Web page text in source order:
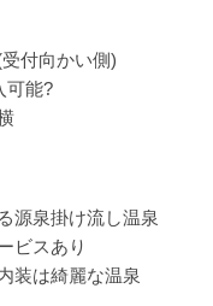
付向かい側)
能?
源泉掛け流し温泉
ビスあり
装は綺麗な温泉